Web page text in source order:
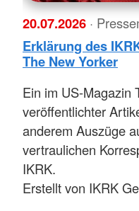
20.07.2026 ·
Erklärung des
The New Yorker
Ein im US-Magazin
veröffentlichter
anderem Auszüge
vertraulichen
IKRK.
Erstellt von IKRK